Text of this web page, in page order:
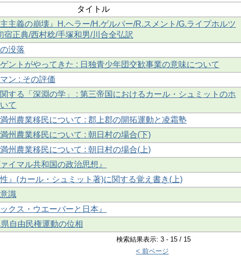
タイトル
主主義の崩壊』H.ヘラー/H.ゲルパー/R.スメント/G.ライプホルツ
宿正典/西村稔/手塚和男/川合全弘訳
没落
ントがやってきた : 日独青少年団交歓事業の意味について
ン : その評価
する「深淵の学」 : 第三帝国におけるカール・シュミットのホ
て
州農業移民について : 郡上郡の開拓運動と凌霜塾
州農業移民について : 朝日村の場合(下)
州農業移民について : 朝日村の場合(上)
イマル共和国の政治思想』
性』(カール・シュミット著)に関する覚え書き(上)
識
クス・ウエーバーと日本』
自由民権運動の位相
検索結果表示: 3 - 15 / 15
< 前ページ